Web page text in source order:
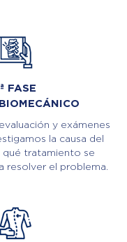
FASE
y exámenes
la causa del
tratamiento se
resolver el problema.